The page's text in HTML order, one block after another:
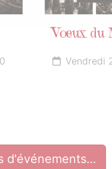
Vœux du
Vendredi
d'événements…